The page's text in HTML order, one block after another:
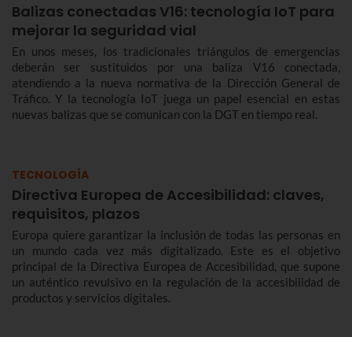
Balizas conectadas V16: tecnología IoT para
mejorar la seguridad vial
En unos meses, los tradicionales triángulos de emergencias
deberán ser sustituidos por una baliza V16 conectada,
atendiendo a la nueva normativa de la Dirección General de
Tráfico. Y la tecnología IoT juega un papel esencial en estas
nuevas balizas que se comunican con la DGT en tiempo real.
TECNOLOGÍA
Directiva Europea de Accesibilidad: claves,
requisitos, plazos
Europa quiere garantizar la inclusión de todas las personas en
un mundo cada vez más digitalizado. Este es el objetivo
principal de la Directiva Europea de Accesibilidad, que supone
un auténtico revulsivo en la regulación de la accesibilidad de
productos y servicios digitales.